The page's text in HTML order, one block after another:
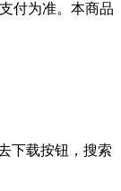
付为准。本商品
下载按钮，搜索